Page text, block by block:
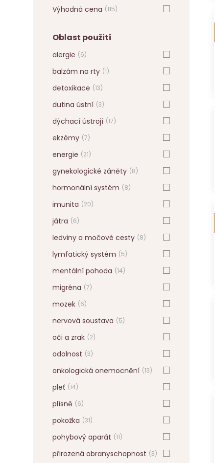
Výhodná cena (115)
Oblast použití
alergie (6)
balzám na rty (1)
detoxikace (13)
dutina ústní (3)
dýchací ústrojí (17)
ekzémy (7)
energie (21)
gynekologické záněty (8)
hormonální systém (8)
imunita (20)
játra (6)
ledviny a močové cesty (8)
lymfatický systém (5)
mentální pohoda (14)
migréna (7)
mozek (6)
nervová soustava (5)
oči a zrak (2)
odolnost (3)
onkologická onemocnění (13)
pleť (14)
plísně (6)
pokožka (31)
pohybový aparát (11)
přirozená obranyschopnost (3)